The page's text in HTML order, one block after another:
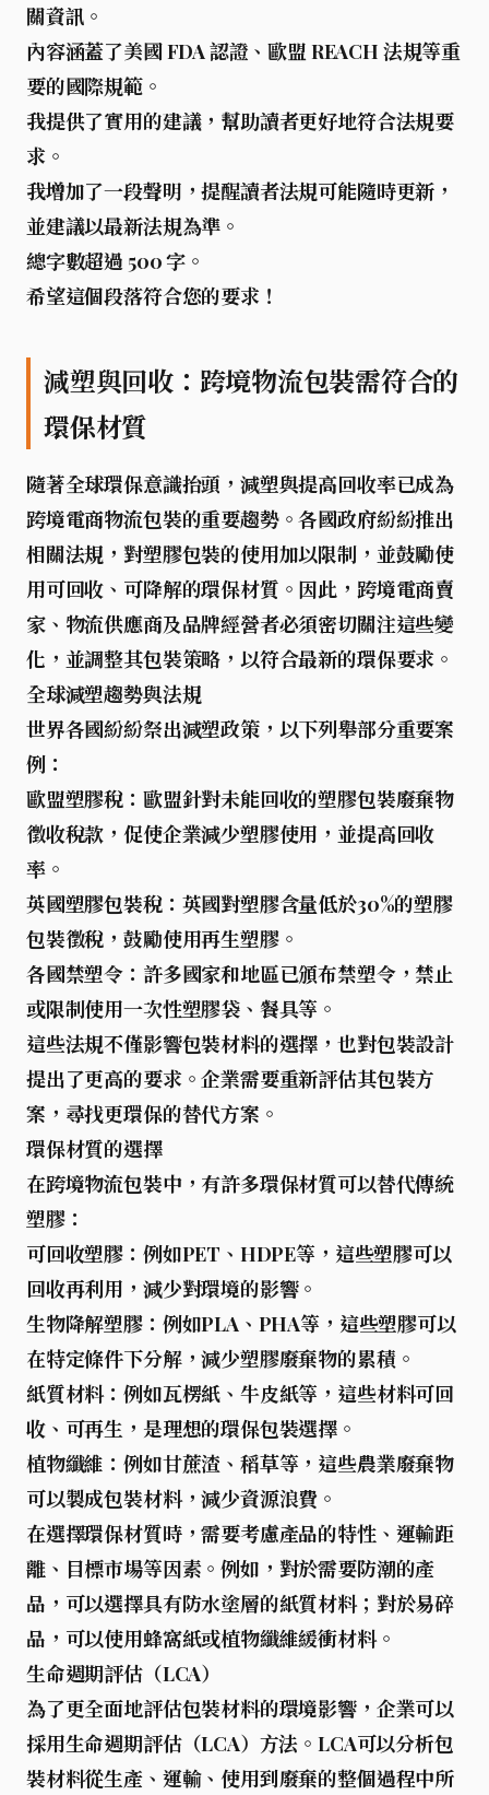
關資訊。
內容涵蓋了美國 FDA 認證、歐盟 REACH 法規等重
要的國際規範。
我提供了實用的建議，幫助讀者更好地符合法規要
求。
我增加了一段聲明，提醒讀者法規可能隨時更新，
並建議以最新法規為準。
總字數超過 500 字。
希望這個段落符合您的要求！
減塑與回收：跨境物流包裝需符合的
環保材質
隨著全球環保意識抬頭，減塑與提高回收率已成為
跨境電商物流包裝的重要趨勢。各國政府紛紛推出
相關法規，對塑膠包裝的使用加以限制，並鼓勵使
用可回收、可降解的環保材質。因此，跨境電商賣
家、物流供應商及品牌經營者必須密切關注這些變
化，並調整其包裝策略，以符合最新的環保要求。
全球減塑趨勢與法規
世界各國紛紛祭出減塑政策，以下列舉部分重要案
例：
歐盟塑膠稅 ：歐盟針對未能回收的塑膠包裝廢棄物
徵收稅款，促使企業減少塑膠使用，並提高回收
率。
英國塑膠包裝稅：英國對塑膠含量低於30%的塑膠
包裝徵稅，鼓勵使用再生塑膠。
各國禁塑令 ：許多國家和地區已頒布禁塑令，禁止
或限制使用一次性塑膠袋、餐具等。
這些法規不僅影響包裝材料的選擇，也對包裝設計
提出了更高的要求。企業需要重新評估其包裝方
案，尋找更環保的替代方案。
環保材質的選擇
在跨境物流包裝中，有許多環保材質可以替代傳統
塑膠：
可回收塑膠 ：例如PET、HDPE等，這些塑膠可以
回收再利用，減少對環境的影響。
生物降解塑膠：例如PLA、PHA等，這些塑膠可以
在特定條件下分解，減少塑膠廢棄物的累積。
紙質材料：例如瓦楞紙、牛皮紙等，這些材料可回
收、可再生，是理想的環保包裝選擇。
植物纖維 ：例如甘蔗渣、稻草等，這些農業廢棄物
可以製成包裝材料，減少資源浪費。
在選擇環保材質時，需要考慮產品的特性、運輸距
離、目標市場等因素。例如，對於需要防潮的產
品，可以選擇具有防水塗層的紙質材料；對於易碎
品，可以使用蜂窩紙或植物纖維緩衝材料。
生命週期評估（LCA）
為了更全面地評估包裝材料的環境影響，企業可以
採用生命週期評估（LCA） 方法。LCA可以分析包
裝材料從生產、運輸、使用到廢棄的整個過程中所